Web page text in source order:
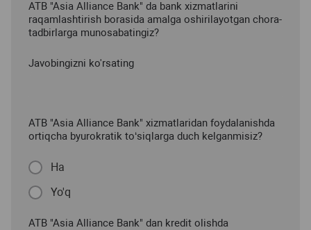
ATB "Asia Alliance Bank" da bank xizmatlarini
raqamlashtirish borasida amalga oshirilayotgan chora-
tadbirlarga munosabatingiz?
Javobingizni ko'rsating
ATB "Asia Alliance Bank" xizmatlaridan foydalanishda
ortiqcha byurokratik to‘siqlarga duch kelganmisiz?
Ha
Yo'q
ATB "Asia Alliance Bank" dan kredit olishda